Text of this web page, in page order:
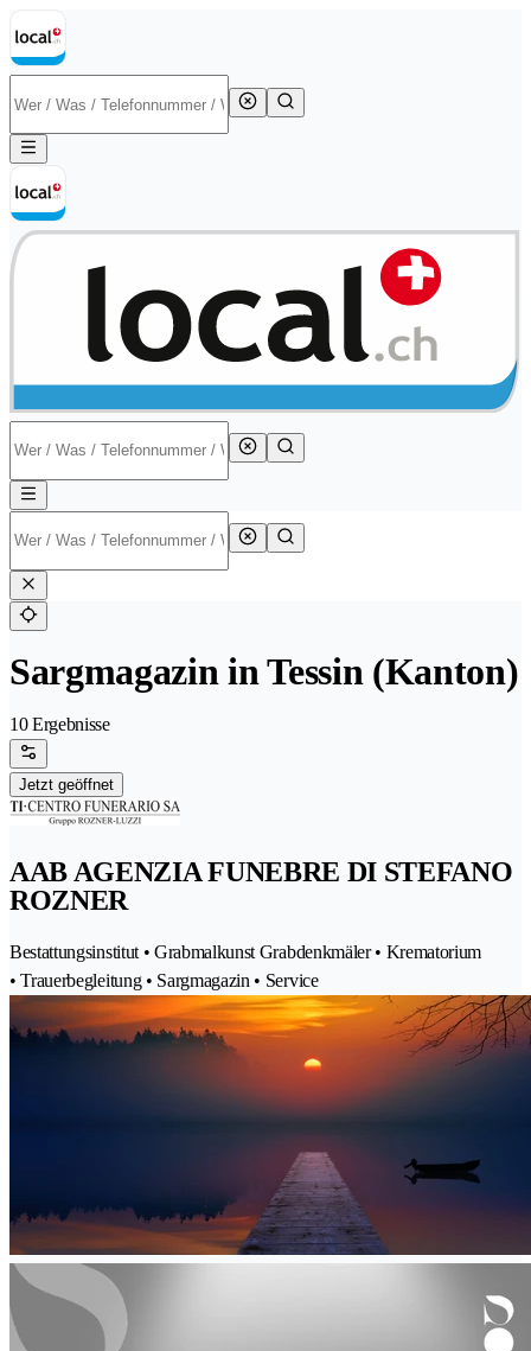
Sargmagazin in Tessin (Kanton)
10 Ergebnisse
Jetzt geöffnet
AAB AGENZIA FUNEBRE DI STEFANO
ROZNER
Bestattungsinstitut • Grabmalkunst Grabdenkmäler • Krematorium
• Trauerbegleitung • Sargmagazin • Service